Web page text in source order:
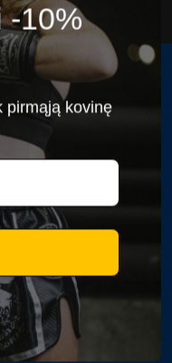
Klubas
-10%
pirmąją kovinę